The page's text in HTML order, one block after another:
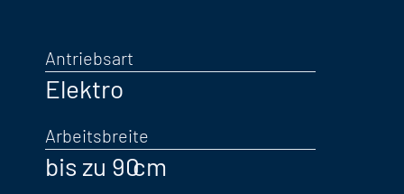
Antriebsart
Elektro
Arbeitsbreite
bis zu 90